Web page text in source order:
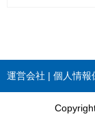
運営会社 個人情報